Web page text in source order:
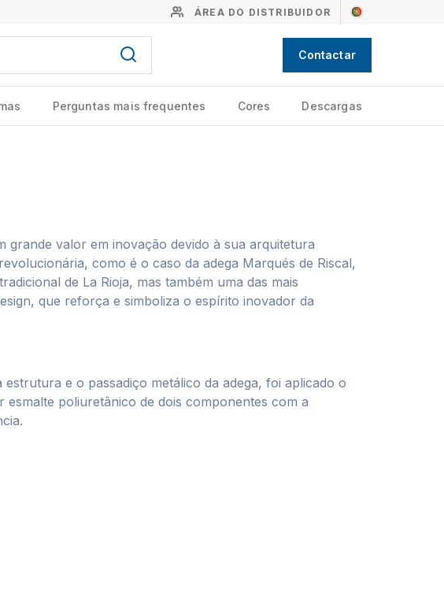
ÁREA DO DISTRIBUIDOR
Contactar
Perguntas mais frequentes Cores Descargas
grande valor em inovação devido à sua arquitetura
como é o caso da adega Marqués de Riscal,
de La Rioja, mas também uma das mais
que reforça e simboliza o espírito inovador da
estrutura e o passadiço metálico da adega, foi aplicado o
esmalte poliuretânico de dois componentes com a